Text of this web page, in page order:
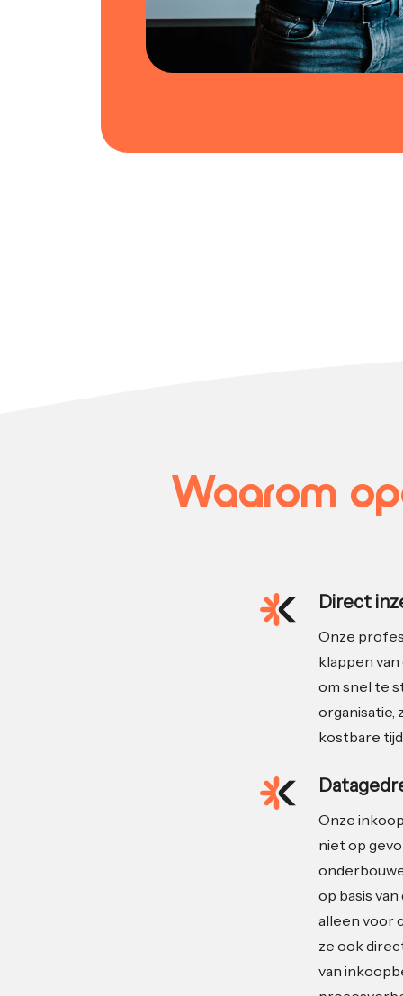
Waarom
Direct
Onze
klappen van
om snel te
organisatie,
kostbare
Onze
niet op
op basis
alleen voor
ze ook
van